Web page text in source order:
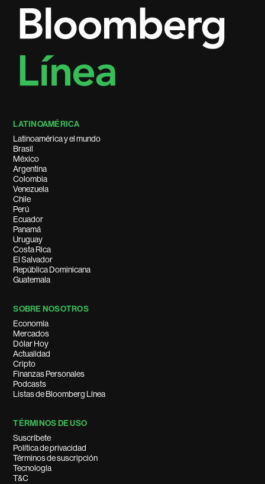
LATINOAMÉRICA
Latinoamérica y el mundo
Brasil
México
Argentina
Colombia
Venezuela
Chile
Perú
Ecuador
Panamá
Uruguay
Costa Rica
El Salvador
República Dominicana
Guatemala
SOBRE NOSOTROS
Economía
Mercados
Dólar Hoy
Actualidad
Cripto
Finanzas Personales
Podcasts
Listas de Bloomberg Línea
TÉRMINOS DE USO
Suscríbete
Política de privacidad
Términos de suscripción
Tecnología
T&C